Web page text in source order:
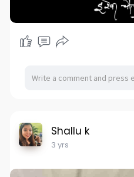
Shallu k
3 yrs